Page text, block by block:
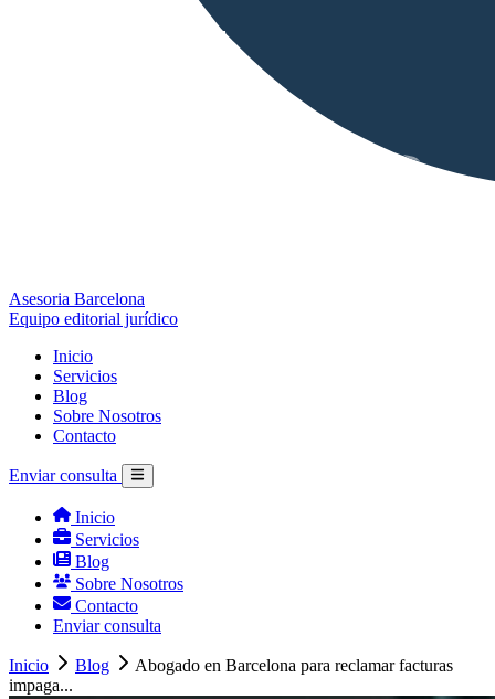
Asesoria Barcelona
Equipo editorial jurídico
Inicio
Servicios
Blog
Sobre Nosotros
Contacto
Enviar consulta
Inicio
Servicios
Blog
Sobre Nosotros
Contacto
Enviar consulta
Inicio Blog
Abogado en Barcelona para reclamar facturas
impaga...